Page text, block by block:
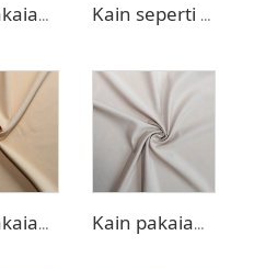
Kain pakaian regang Poly Rayon Kain seperti denim Poly Rayon
Kain pakaian tenunan ganda TR Kain pakaian tenunan ganda TR